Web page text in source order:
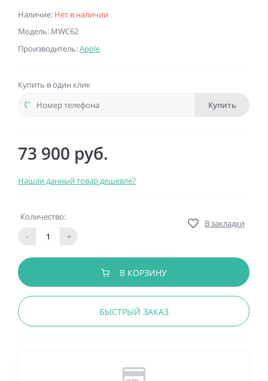
Наличие: Нет в наличии
Модель: MWC62
Производитель:Apple
Купить в один клик
Купить
73 900 руб.
Нашли данный товар дешевле?
Количество:
-
+
В закладки
В КОРЗИНУ
БЫСТРЫЙ ЗАКАЗ